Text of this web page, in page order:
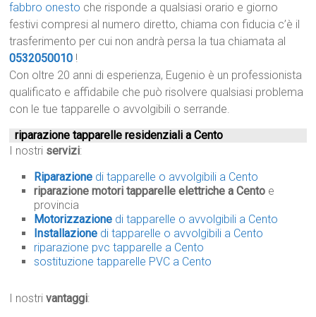
fabbro onesto che risponde a qualsiasi orario e giorno
festivi compresi al numero diretto, chiama con fiducia c’è il
trasferimento per cui non andrà persa la tua chiamata al
0532050010 !
Con oltre 20 anni di esperienza, Eugenio è un professionista
qualificato e affidabile che può risolvere qualsiasi problema
con le tue tapparelle o avvolgibili o serrande.
riparazione tapparelle residenziali a Cento
I nostri servizi:
Riparazione di tapparelle o avvolgibili a Cento
riparazione motori tapparelle elettriche a Cento e
provincia
Motorizzazione di tapparelle o avvolgibili a Cento
Installazione di tapparelle o avvolgibili a Cento
riparazione pvc tapparelle a Cento
sostituzione tapparelle PVC a Cento
I nostrivantaggi: